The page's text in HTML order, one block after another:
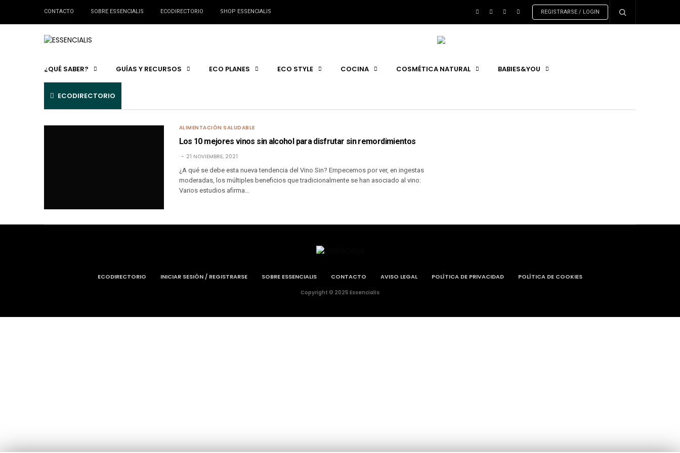
CONTACTO SOBRE ESSENCIALIS ECODIRECTORIO SHOP ESSENCIALIS REGISTRARSE / LOGIN
¿QUÉ SABER? GUÍAS Y RECURSOS ECO PLANES ECO STYLE COCINA COSMÉTICA NATURAL BABIES&YOU
ECODIRECTORIO
ALIMENTACIÓN SALUDABLE
Los 10 mejores vinos sin alcohol para disfrutar sin remordimientos
21 NOVIEMBRE, 2021
¿A qué se debe esta nueva tendencia del Vino Sin? Empecemos por ver, en ingestas
moderadas, los múltiples beneficios que tradicionalmente se han asociado al vino:
Varios estudios afirma…
ECODIRECTORIO INICIAR SESIÓN / REGISTRARSE SOBRE ESSENCIALIS CONTACTO AVISO LEGAL POLÍTICA DE PRIVACIDAD POLÍTICA DE COOKIES
Copyright © 2025 Essencialis